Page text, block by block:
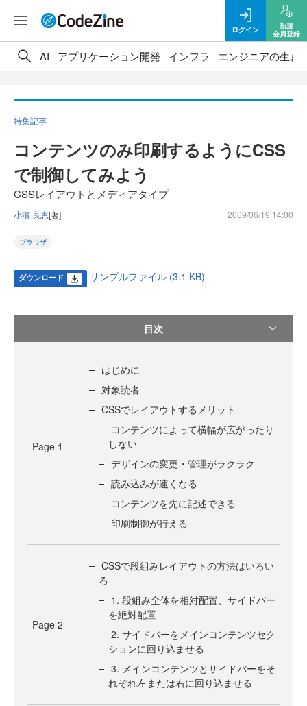
ログイン
新規
会員登録
AI アプリケーション開発 インフラ エンジニアの生き
特集記事
コンテンツのみ印刷するようにCSS
で制御してみよう
CSSレイアウトとメディアタイプ
小濱 良恵[著] 2009/06/19 14:00
ブラウザ
ダウンロード サンプルファイル (3.1 KB)
目次
Page 1
はじめに
対象読者
CSSでレイアウトするメリット
コンテンツによって横幅が広がったり
しない
デザインの変更・管理がラクラク
読み込みが速くなる
コンテンツを先に記述できる
印刷制御が行える
Page 2
CSSで段組みレイアウトの方法はいろい
ろ
1. 段組み全体を相対配置、サイドバー
を絶対配置
2. サイドバーをメインコンテンツセク
ションに回り込ませる
3. メインコンテンツとサイドバーをそ
れぞれ左または右に回り込ませる